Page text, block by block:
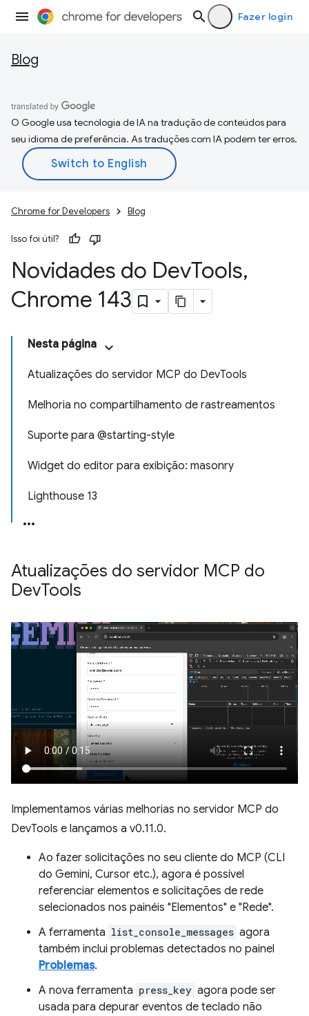
Fazer login
Blog
O Google usa tecnologia de IA na tradução de conteúdos para
seu idioma de preferência. As traduções com IA podem ter erros.
Chrome for Developers Blog
Isso foi útil?
Novidades do DevTools,
Chrome 143
Nesta página
Atualizações do servidor MCP do DevTools
Melhoria no compartilhamento de rastreamentos
Suporte para @starting-style
Widget do editor para exibição: masonry
Lighthouse 13
Atualizações do servidor MCP do
DevTools
Implementamos várias melhorias no servidor MCP do
DevTools e lançamos a v0.11.0.
Ao fazer solicitações no seu cliente do MCP (CLI
do Gemini, Cursor etc.), agora é possível
referenciar elementos e solicitações de rede
selecionados nos painéis "Elementos" e "Rede".
A ferramenta list_console_messages agora
também inclui problemas detectados no painel
Problemas.
A nova ferramenta press_key agora pode ser
usada para depurar eventos de teclado não